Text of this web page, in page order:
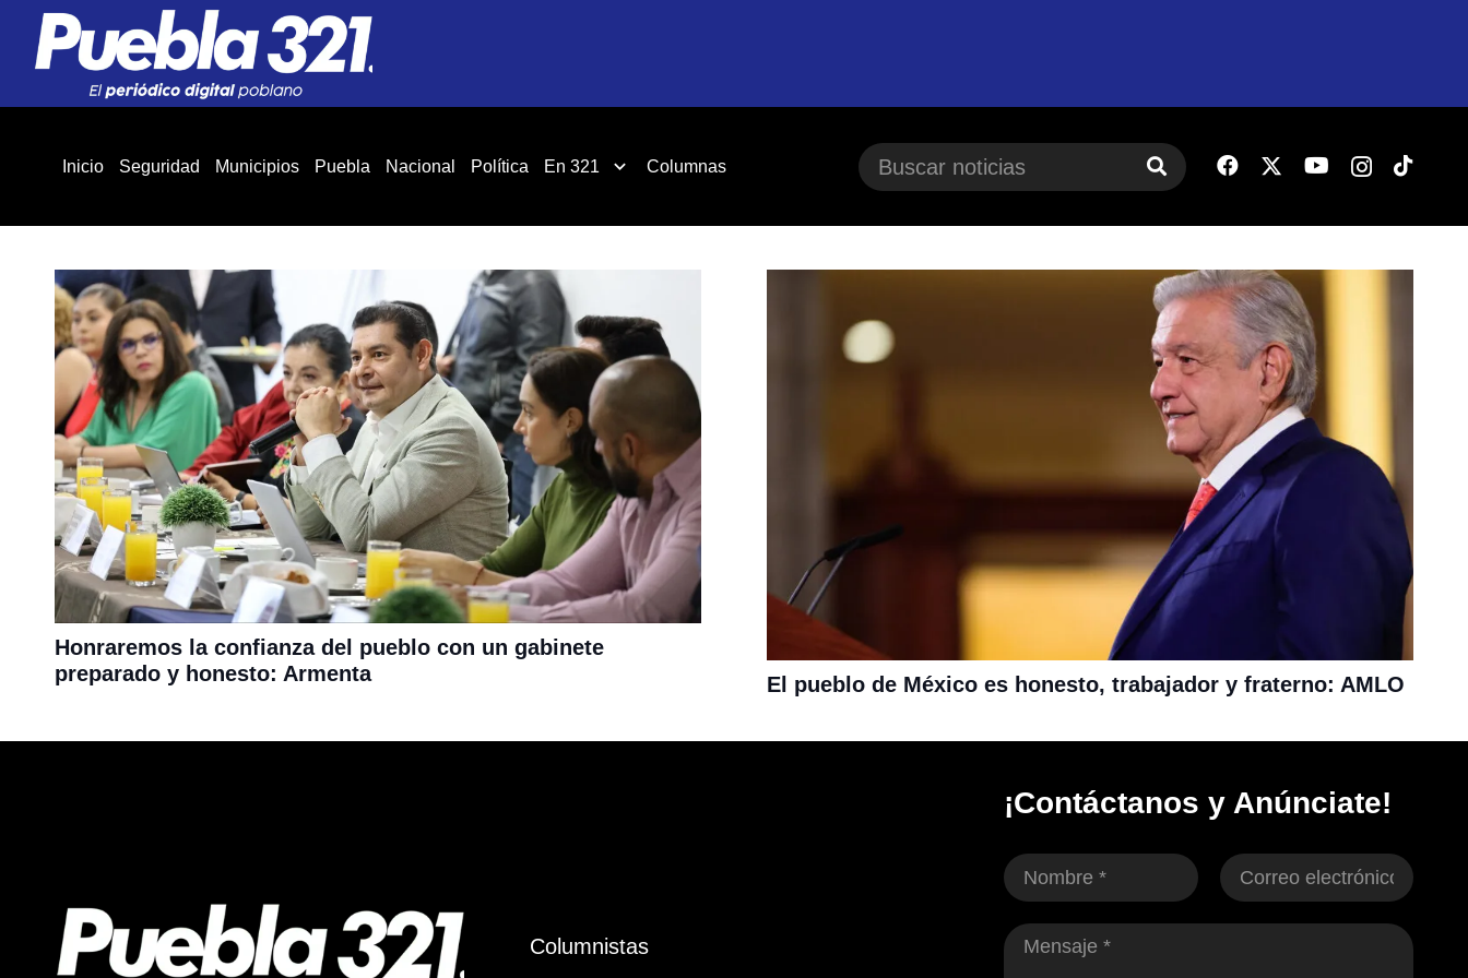
Inicio Seguridad Municipios Puebla Nacional Política En 321 Columnas
Honraremos la confianza del pueblo con un gabinete
preparado y honesto: Armenta
El pueblo de México es honesto, trabajador y fraterno: AMLO
Columnistas
¡Contáctanos y Anúnciate!